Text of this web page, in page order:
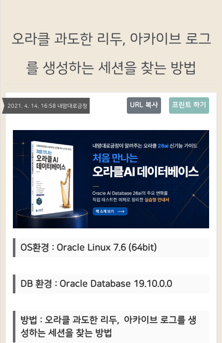
오라클 과도한 리두, 아카이브 로그
를 생성하는 세션을 찾는 방법
2021. 4. 14. 16:58 내맘대로긍정 프린트 하기
URL 복사
OS환경 : Oracle Linux 7.6 (64bit)
DB 환경 : Oracle Database 19.10.0.0
방법 : 오라클 과도한 리두, 아카이브 로그를 생
성하는 세션을 찾는 방법